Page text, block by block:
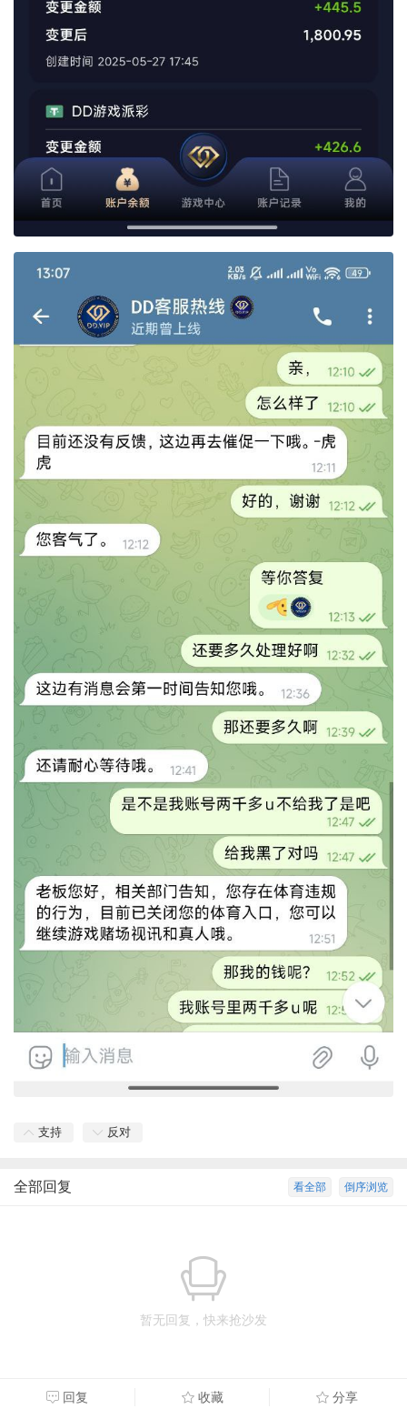
支持 反对
倒序浏览
看全部
全部回复
暂无回复，快来抢沙发
回复 收藏 分享